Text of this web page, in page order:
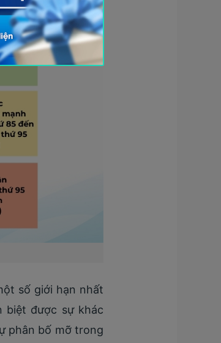
số giới hạn nhất
biệt được sự khác
phân bố mỡ trong